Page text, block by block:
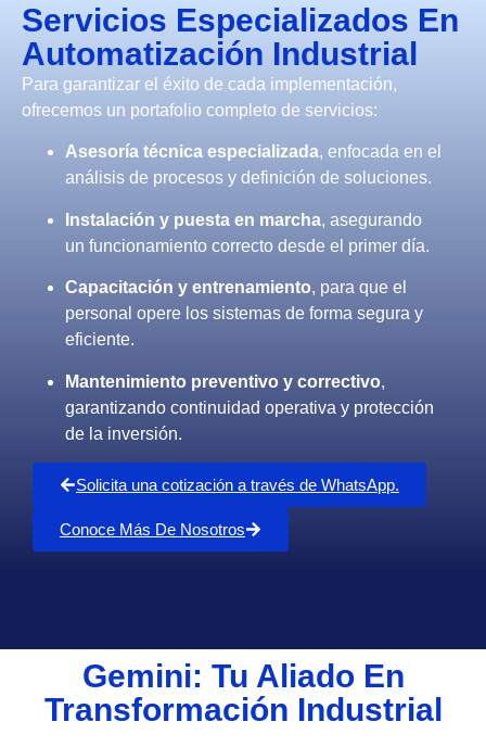
Servicios Especializados En
Automatización Industrial
Para garantizar el éxito de cada implementación,
ofrecemos un portafolio completo de servicios:
Asesoría técnica especializada, enfocada en el
análisis de procesos y definición de soluciones.
Instalación y puesta en marcha, asegurando
un funcionamiento correcto desde el primer día.
Capacitación y entrenamiento, para que el
personal opere los sistemas de forma segura y
eficiente.
Mantenimiento preventivo y correctivo,
garantizando continuidad operativa y protección
de la inversión.
Solicita una cotización a través de WhatsApp.
Conoce Más De Nosotros
Gemini: Tu Aliado En
Transformación Industrial